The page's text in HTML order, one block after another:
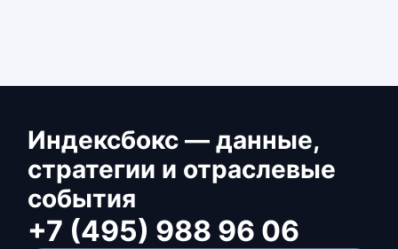
Индексбокс — данные,
стратегии и отраслевые
события
+7 (495) 988 96 06